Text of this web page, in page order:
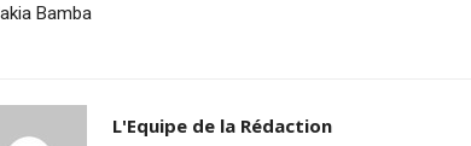
Bamba
L'Equipe de la Rédaction